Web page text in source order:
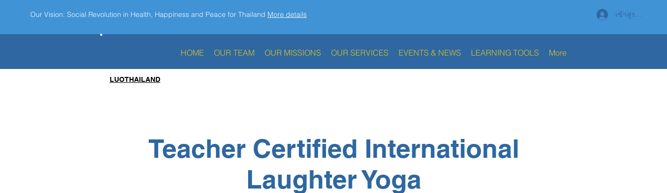
Our Vision: Social Revolution in Health, Happiness and Peace for Thailand More details เข้าสู่ระบบ
HOME OUR TEAM OUR MISSIONS OUR SERVICES EVENTS & NEWS LEARNING TOOLS More
Teacher Certified International
Laughter Yoga
LUOTHAILAND